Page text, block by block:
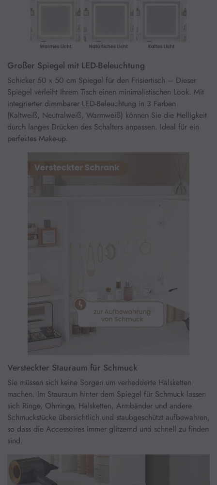
Großer Spiegel mit LED-Beleuchtung
Schicker 50 x 50 cm Spiegel für den Frisiertisch – Dieser
Spiegel verleiht Ihrem Tisch einen minimalistischen Look. Mit
integrierter dimmbarer LED-Beleuchtung in 3 Farben
(Kaltweiß, Neutralweiß, Warmweiß) können Sie die Helligkeit
durch langes Drücken des Schalters anpassen. Ideal für ein
perfektes Make-up.
Versteckter Stauraum für Schmuck
Sie müssen sich keine Sorgen um verhedderte Halsketten
machen. Im Stauraum hinter dem Spiegel für Schmuck lassen
sich Ringe, Ohrringe, Halsketten, Armbänder und andere
Schmuckstücke übersichtlich und staubgeschützt aufbewahren,
so dass die Accessoires immer glitzernd und schnell zu finden
sind.